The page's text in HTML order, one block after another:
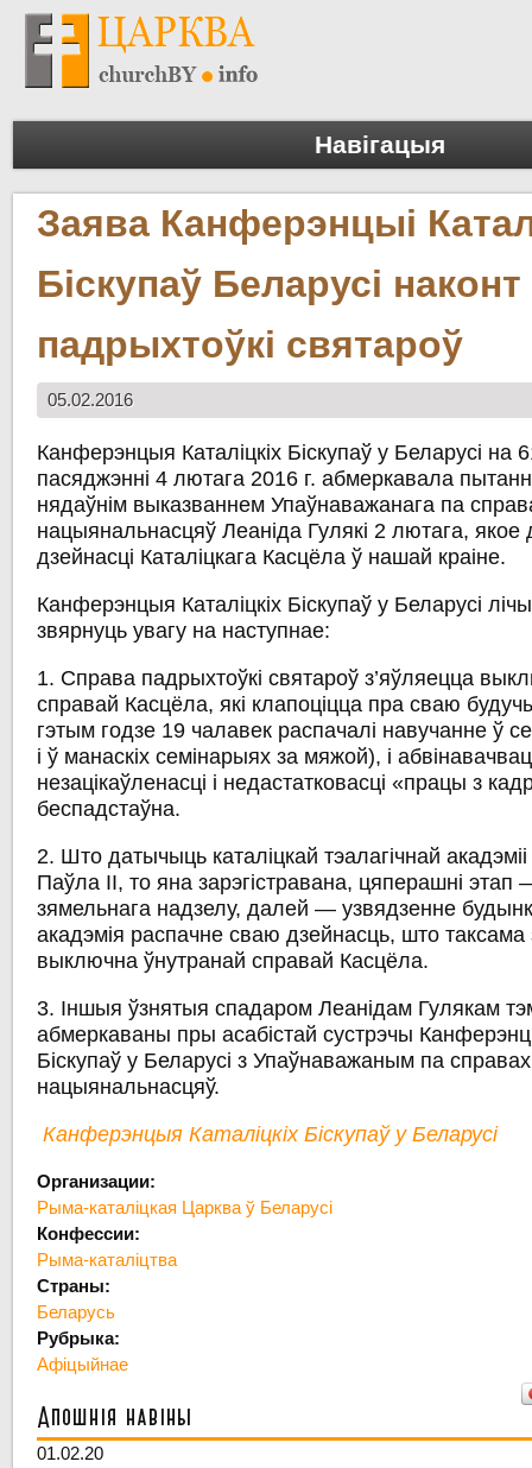
Навігацыя
Заява Канферэнцыі
Біскупаў Беларусі наконт
падрыхтоўкі святароў
05.02.2016
Канферэнцыя Каталіцкіх Біскупаў у Беларусі
пасяджэнні 4 лютага 2016 г. абмеркавала
нядаўнім выказваннем Упаўнаважанага па
нацыянальнасцяў Леаніда Гулякі 2 лютага,
дзейнасці Каталіцкага Касцёла ў нашай краіне.
Канферэнцыя Каталіцкіх Біскупаў у Беларусі
звярнуць увагу на наступнае:
1. Справа падрыхтоўкі святароў з’яўляецца
справай Касцёла, які клапоціцца пра сваю
гэтым годзе 19 чалавек распачалі навучанне ў
і ў манаскіх семінарыях за мяжой), і
незацікаўленасці і недастатковасці «працы з
беспадстаўна.
2. Што датычыць каталіцкай тэалагічнай
Паўла ІІ, то яна зарэгістравана, цяперашні
зямельнага надзелу, далей — узвядзенне
акадэмія распачне сваю дзейнасць, што таксама
выключна ўнутранай справай Касцёла.
3. Іншыя ўзнятыя спадаром Леанідам Гулякам
абмеркаваны пры асабістай сустрэчы
Біскупаў у Беларусі з Упаўнаважаным па справах
нацыянальнасцяў.
Канферэнцыя Каталіцкіх Біскупаў у Беларусі
Организации:
Рыма-каталіцкая Царква ў Беларусі
Конфессии:
Рыма-каталіцтва
Страны:
Беларусь
Рубрыка:
Афіцыйнае
Апошнія навіны
01.02.20